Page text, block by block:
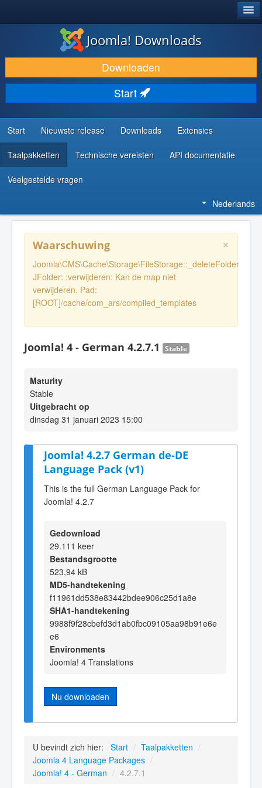
DOWNLOAD & BREID UIT
ONTDEK & LEER
COMMUNITY & ONDERSTEUNING
ONTWIKKELAARSBRONNEN
Joomla! Downloads
Downloaden
Start
Start Nieuwste release Downloads Extensies
Taalpakketten Technische vereisten API documentatie
Veelgestelde vragen
Nederlands
×
Waarschuwing
Joomla\CMS\Cache\Storage\FileStorage::_deleteFolder
JFolder: :verwijderen: Kan de map niet
verwijderen. Pad:
[ROOT]/cache/com_ars/compiled_templates
Joomla! 4 - German 4.2.7.1 Stable
Maturity
Stable
Uitgebracht op
dinsdag 31 januari 2023 15:00
Joomla! 4.2.7 German de-DE
Language Pack (v1)
This is the full German Language Pack for
Joomla! 4.2.7
Gedownload
29.111 keer
Bestandsgrootte
523,94 kB
MD5-handtekening
f11961dd538e83442bdee906c25d1a8e
SHA1-handtekening
9988f9f28cbefd3d1ab0fbc09105aa98b91e6e
e6
Environments
Joomla! 4 Translations
Nu downloaden
U bevindt zich hier: Start / Taalpakketten /
Joomla 4 Language Packages /
Joomla! 4 - German / 4.2.7.1